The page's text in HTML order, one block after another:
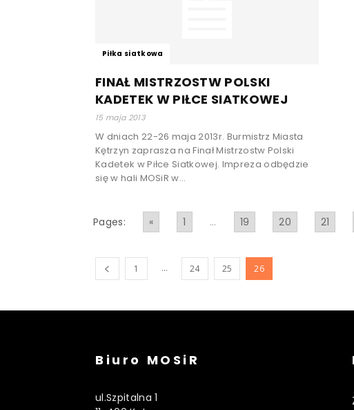
Piłka siatkowa
FINAŁ MISTRZOSTW POLSKI
KADETEK W PIŁCE SIATKOWEJ
15 maja 2013
W dniach 22-26 maja 2013r. Burmistrz Miasta
Kętrzyn zaprasza na Finał Mistrzostw Polski
Kadetek w Piłce Siatkowej. Impreza odbędzie
się w hali MOSiR w...
Pages: « 1 ... 19 20 21
1 ... 24 25 26
Biuro MOSiR
ul.Szpitalna 1